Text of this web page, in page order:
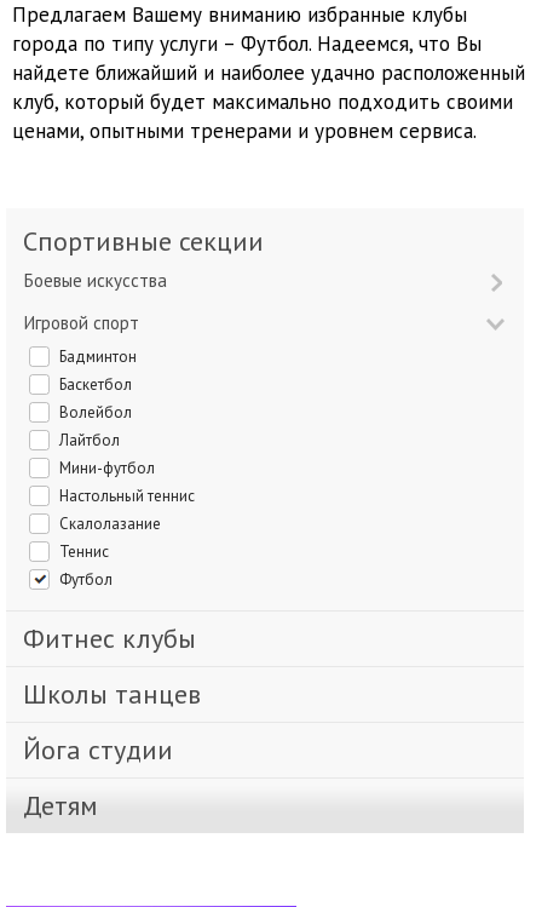
Предлагаем Вашему вниманию избранные клубы
города по типу услуги – Футбол. Надеемся, что Вы
найдете ближайший и наиболее удачно расположенный
клуб, который будет максимально подходить своими
ценами, опытными тренерами и уровнем сервиса.
Спортивные секции
Боевые искусства
Игровой спорт
Бадминтон
Баскетбол
Волейбол
Лайтбол
Мини-футбол
Настольный теннис
Скалолазание
Теннис
Футбол
Фитнес клубы
Школы танцев
Йога студии
Детям